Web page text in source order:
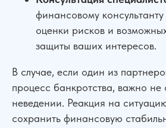
финансовому
оценки рисков и
защиты ваших интересов.
В случае, если один из
процесс банкротства, важно не
неведении. Реакция на
сохранить финансовую